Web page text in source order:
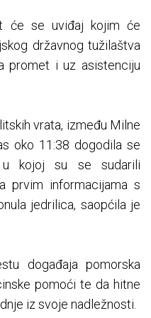
će se uviđaj kojim će
državnog tužilaštva
promet i uz asistenciju
vrata, između Milne
oko 11:38 dogodila se
u kojoj su se sudarili
prvim informacijama s
jedrilica, saopćila je
događaja pomorska
pomoći te da hitne
iz svoje nadležnosti.